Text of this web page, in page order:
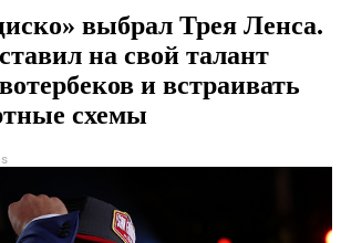
выбрал Трея Ленса.
на свой талант
и встраивать
схемы